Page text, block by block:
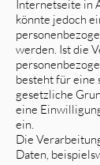
Internetseite in
könnte jedoch
werden. Ist die
besteht für eine
gesetzliche
eine
ein.
Die
Daten,